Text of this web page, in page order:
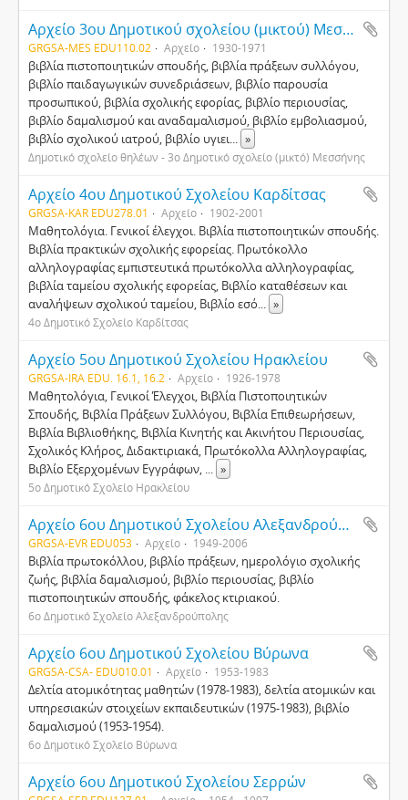
Αρχείο 3ου Δημοτικού σχολείου (μικτού) Μεσσήνης
GRGSA-MES EDU110.02 Αρχείο 1930-1971
βιβλία πιστοποιητικών σπουδής, βιβλία πράξεων συλλόγου,
βιβλίο παιδαγωγικών συνεδριάσεων, βιβλίο παρουσία
προσωπικού, βιβλία σχολικής εφορίας, βιβλίο περιουσίας,
βιβλίο δαμαλισμού και αναδαμαλισμού, βιβλίο εμβολιασμού,
βιβλίο σχολικού ιατρού, βιβλίο υγιει... »
Δημοτικό σχολείο θηλέων - 3ο Δημοτικό σχολείο (μικτό) Μεσσήνης
Αρχείο 4ου Δημοτικού Σχολείου Καρδίτσας
GRGSA-KAR EDU278.01 Αρχείο 1902-2001
Μαθητολόγια. Γενικοί έλεγχοι. Βιβλία πιστοποιητικών σπουδής.
Βιβλία πρακτικών σχολικής εφορείας. Πρωτόκολλο
αλληλογραφίας εμπιστευτικά πρωτόκολλα αλληλογραφίας,
βιβλία ταμείου σχολικής εφορείας, Βιβλίο καταθέσεων και
αναλήψεων σχολικού ταμείου, Βιβλίο εσό... »
4ο Δημοτικό Σχολείο Καρδίτσας
Αρχείο 5ου Δημοτικού Σχολείου Ηρακλείου
GRGSA-IRA EDU. 16.1, 16.2 Αρχείο 1926-1978
Mαθητολόγια, Γενικοί Έλεγχοι, Bιβλία Πιστοποιητικών
Σπουδής, Βιβλία Πράξεων Συλλόγου, Bιβλία Eπιθεωρήσεων,
Bιβλία Bιβλιοθήκης, Bιβλία Kινητής και Aκινήτου Περιουσίας,
Σχολικός Kλήρος, Διδακτιριακά, Πρωτόκολλα Aλληλογραφίας,
Bιβλίο Eξερχομένων Eγγράφων, ... »
5ο Δημοτικό Σχολείο Ηρακλείου
Αρχείο 6ου Δημοτικού Σχολείου Αλεξανδρούπολης
GRGSA-EVR EDU053 Αρχείο 1949-2006
Βιβλία πρωτοκόλλου, βιβλίο πράξεων, ημερολόγιο σχολικής
ζωής, βιβλία δαμαλισμού, βιβλίο περιουσίας, βιβλίο
πιστοποιητικών σπουδής, φάκελος κτιριακού.
6ο Δημοτικό Σχολείο Αλεξανδρούπολης
Αρχείο 6ου Δημοτικού Σχολείου Βύρωνα
GRGSA-CSA- EDU010.01 Αρχείο 1953-1983
Δελτία ατομικότητας μαθητών (1978-1983), δελτία ατομικών και
υπηρεσιακών στοιχείων εκπαιδευτικών (1975-1983), βιβλίο
δαμαλισμού (1953-1954).
6ο Δημοτικό Σχολείο Βύρωνα
Αρχείο 6ου Δημοτικού Σχολείου Σερρών